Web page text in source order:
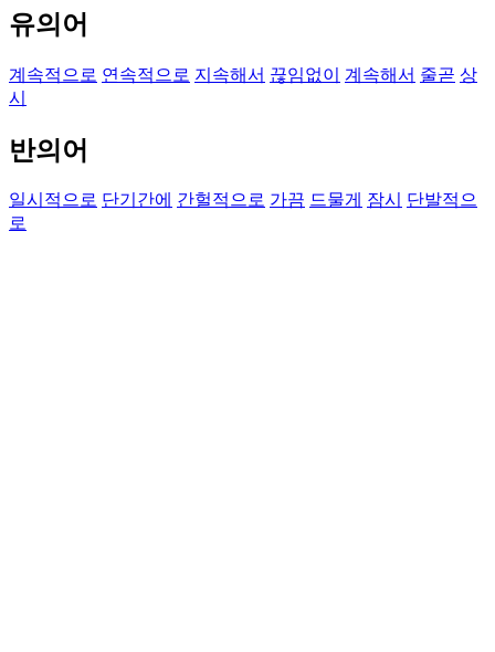
유의어
계속적으로 연속적으로 지속해서 끊임없이 계속해서 줄곧 상
시
반의어
일시적으로 단기간에 간헐적으로 가끔 드물게 잠시
단발적으
로